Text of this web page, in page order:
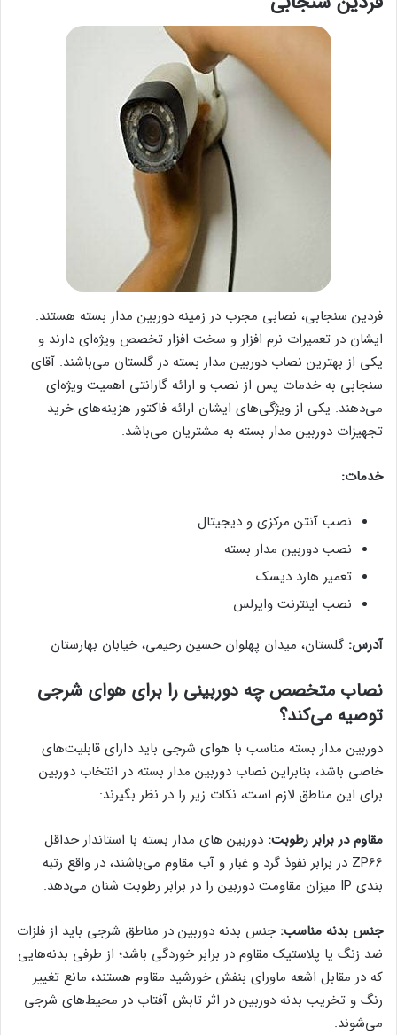
فردین سنجابی، نصابی مجرب در زمینه دوربین مدار بسته هستند.
ایشان در تعمیرات نرم افزار و سخت افزار تخصص ویژه‌ای دارند و
یکی از بهترین نصاب دوربین مدار بسته در گلستان می‌باشند. آقای
سنجابی به خدمات پس از نصب و ارائه گارانتی اهمیت ویژه‌ای
می‌دهند. یکی از ویژگی‌های ایشان ارائه فاکتور هزینه‌های خرید
تجهیزات دوربین مدار بسته به مشتریان می‌باشد.
خدمات:
نصب آنتن مرکزی و دیجیتال
نصب دوربین مدار بسته
تعمیر هارد دیسک
نصب اینترنت وایرلس
آدرس: گلستان، میدان پهلوان حسین رحیمی، خیابان بهارستان
نصاب متخصص چه دوربینی را برای هوای شرجی
توصیه می‌کند؟
دوربین مدار بسته مناسب با هوای شرجی باید دارای قابلیت‌های
خاصی باشد، بنابراین نصاب دوربین مدار بسته در انتخاب دوربین
برای این مناطق لازم است، نکات زیر را در نظر بگیرند:
مقاوم در برابر رطوبت: دوربین های مدار بسته با استاندار حداقل
ZP66 در برابر نفوذ گرد و غبار و آب مقاوم می‌باشند، در واقع رتبه
بندی IP میزان مقاومت دوربین را در برابر رطوبت شنان می‌دهد.
جنس بدنه مناسب: جنس بدنه دوربین در مناطق شرجی باید از فلزات
ضد زنگ یا پلاستیک مقاوم در برابر خوردگی باشد؛ از طرفی بدنه‌هایی
که در مقابل اشعه ماورای بنفش خورشید مقاوم هستند، مانع تغییر
رنگ و تخریب بدنه دوربین در اثر تابش آفتاب در محیط‌های شرجی
می‌شوند.